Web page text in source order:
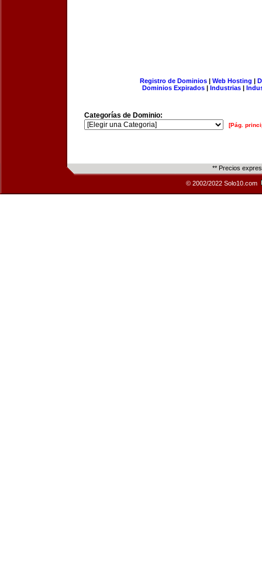
Registro de Dominios| Web Hosting |
Dominios Expirados | Industrias |
Categorías de Dominio:
[Pág.
** Precios
© 2002/2022 Solo10.com